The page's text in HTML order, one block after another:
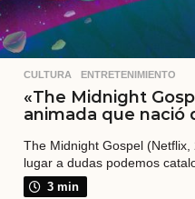
CULTURA ,ENTRETENIMIENTO
«The Midnight
animada que nació
The Midnight Gospel
lugar a dudas podemos
3 min